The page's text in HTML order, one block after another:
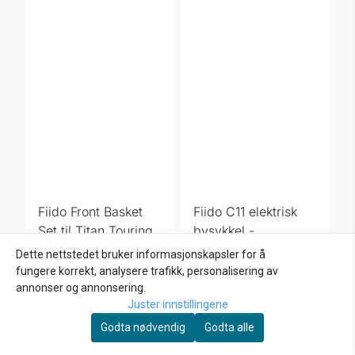
Fiido Front Basket
Set til Titan Touring
1.390,-
Kjøp
Fiido C11 elektrisk
bysykkel -
hydrauliske bremser
17.899,- 22.299,-
Kjøp
Dette nettstedet bruker informasjonskapsler for å
fungere korrekt, analysere trafikk, personalisering av
annonser og annonsering.
Juster innstillingene
Godta nødvendig
Godta alle